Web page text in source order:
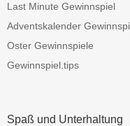
Last Minute Gewinnspiel
Adventskalender
Oster Gewinnspiele
Gewinnspiel.tips
Spaß und Unterhaltung